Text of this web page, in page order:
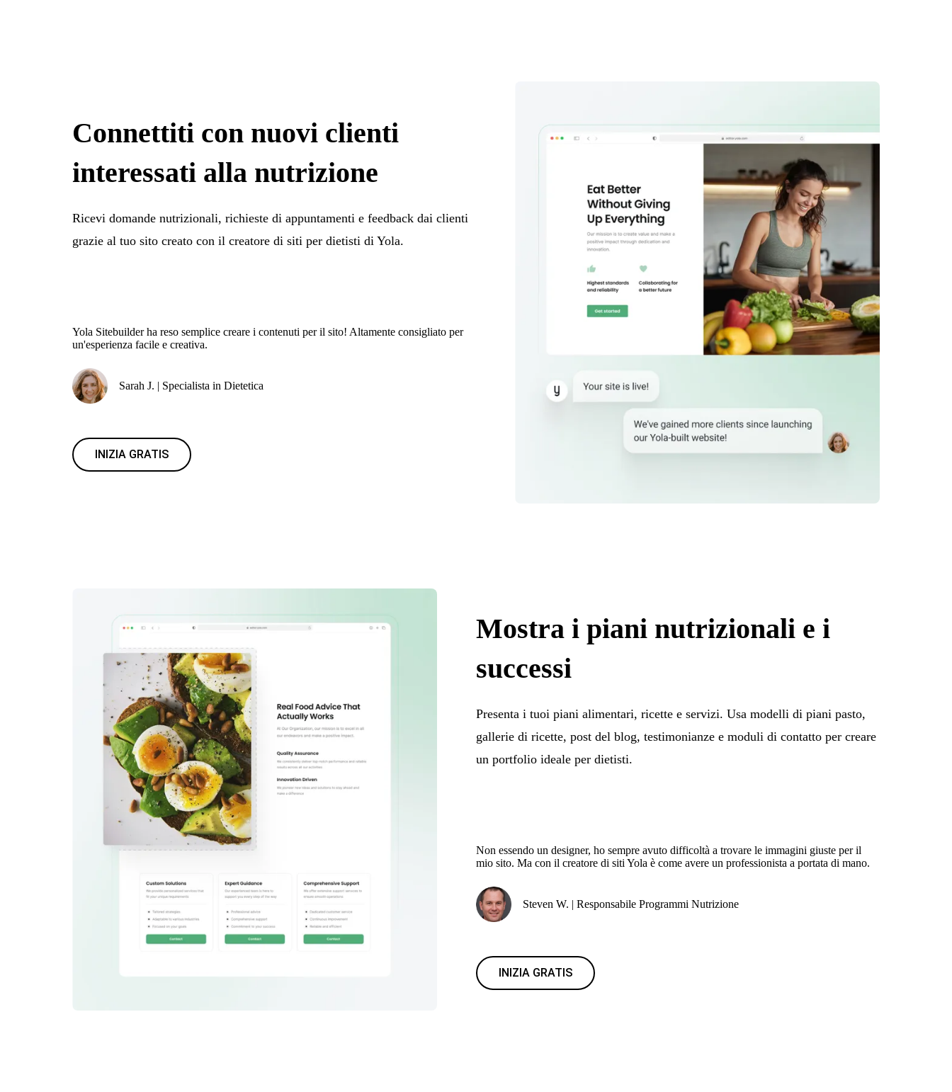
Connettiti con nuovi clienti
interessati alla nutrizione
Ricevi domande nutrizionali, richieste di appuntamenti e feedback dai clienti
grazie al tuo sito creato con il creatore di siti per dietisti di Yola.
Yola Sitebuilder ha reso semplice creare i contenuti per il sito! Altamente consigliato per
un'esperienza facile e creativa.
Sarah J. | Specialista in Dietetica
INIZIA GRATIS
Mostra i piani nutrizionali e i
successi
Presenta i tuoi piani alimentari, ricette e servizi. Usa modelli di piani pasto,
gallerie di ricette, post del blog, testimonianze e moduli di contatto per creare
un portfolio ideale per dietisti.
Non essendo un designer, ho sempre avuto difficoltà a trovare le immagini giuste per il
mio sito. Ma con il creatore di siti Yola è come avere un professionista a portata di mano.
Steven W. | Responsabile Programmi Nutrizione
INIZIA GRATIS